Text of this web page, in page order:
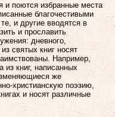
и поются избранные места
благочестивыми
и другие вводятся в
и прославить
дневного,
святых книг носят
Например,
из книг, написанных
же
христианскую поэзию,
и носят различные